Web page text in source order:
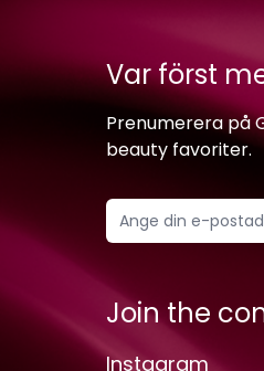
Var först
Prenumerera på
beauty favoriter.
Join the
Instagram